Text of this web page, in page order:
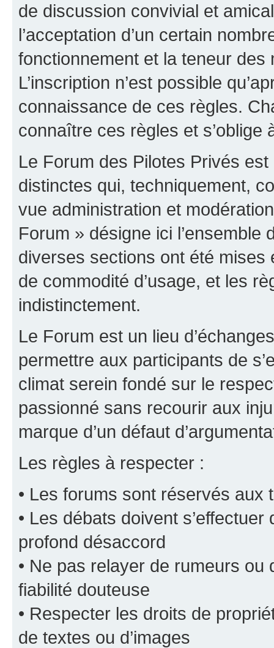
de discussion convivial et
l’acceptation d’un certain
fonctionnement et la teneur
L’inscription n’est possible
connaissance de ces règles.
connaître ces règles et s’oblige
Le Forum des Pilotes Privés
distinctes qui, techniquement,
vue administration et
Forum » désigne ici
diverses sections ont été
de commodité d’usage, et les
indistinctement.
Le Forum est un lieu
permettre aux participants de
climat serein fondé sur le
passionné sans recourir aux
marque d’un défaut
Les règles à respecter :
• Les forums sont réservés aux
• Les débats doivent
profond désaccord
• Ne pas relayer de rumeurs ou
fiabilité douteuse
• Respecter les droits de
de textes ou d’images